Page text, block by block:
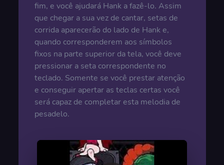
fim, e você ajudará Hank a fazê-lo. Assim
que chegar a sua vez de cantar, setas de
corrida aparecerão do lado de Hank e,
quando corresponderem aos símbolos
fixos na parte superior da tela, você deve
pressionar a seta correspondente no
teclado. Somente se você prestar atenção
e conseguir apertar as teclas certas você
será capaz de completar esta melodia de
pesadelo.